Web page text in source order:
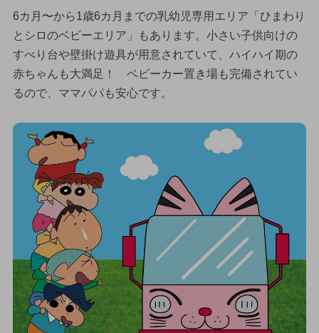
6カ月〜から1歳6カ月までの乳幼児専用エリア「ひまわり
とシロのベビーエリア」もあります。小さい子供向けの
すべり台や壁掛け遊具が用意されていて、ハイハイ期の
赤ちゃんも大満足！ ベビーカー置き場も完備されてい
るので、ママパパも安心です。